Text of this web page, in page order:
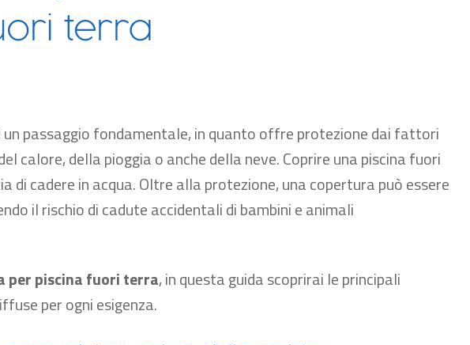
terra
passaggio fondamentale, in quanto offre protezione dai fattori
della pioggia o anche della neve. Coprire una piscina fuori
di cadere in acqua. Oltre alla protezione, una copertura può essere
il rischio di cadute accidentali di bambini e animali
per piscina fuori terra, in questa guida scoprirai le principali
per ogni esigenza.